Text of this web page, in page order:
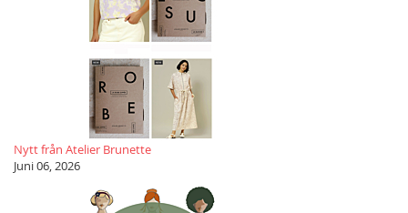
Nytt från Atelier Brunette
Juni 06, 2026